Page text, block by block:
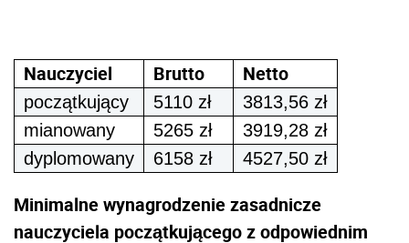
Nauczyciel Brutto Netto
początkujący 5110 zł 3813,56 zł
mianowany
5265 zł 3919,28 zł
dyplomowany
6158 zł 4527,50 zł
Minimalne wynagrodzenie zasadnicze
nauczyciela początkującego z odpowiednim